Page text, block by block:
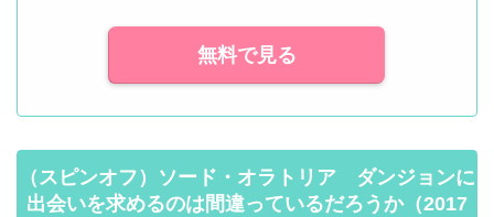
無料で見る
（スピンオフ）ソード・オラトリア ダンジョンに
出会いを求めるのは間違っているだろうか（2017